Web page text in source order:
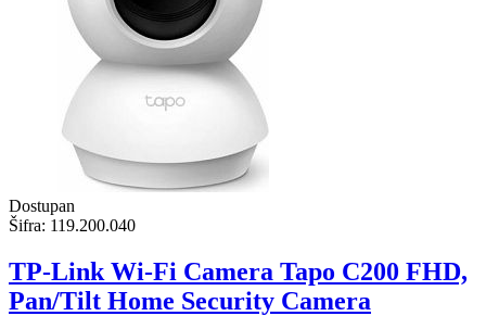
Dostupan
Šifra: 119.200.040
TP-Link Wi-Fi Camera Tapo C200 FHD,
Pan/Tilt Home Security Camera